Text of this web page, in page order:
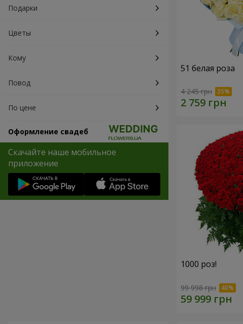
Подарки
Цветы
Кому
Повод
По цене
Оформление свадеб
Скачайте наше мобильное
приложение
51 белая роза
4 245 грн
1000 роз!
99 998 грн